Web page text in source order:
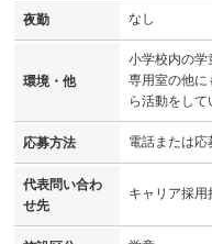
夜勤 なし
環境・他
小学校内の学
専用室の他に
ら活動をして
応募方法 電話または応
代表問い合わ
せ先
キャリア採